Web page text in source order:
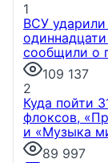
Группа
стала одним
2026» в
6 августа,
1
ВСУ
сообщили о
109 137
2
Куда пойти
флоксов,
и «Музыка
89 997